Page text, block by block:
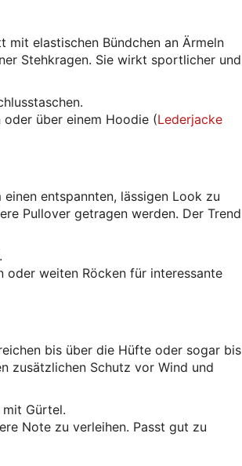
elastischen Bündchen an Ärmeln
Stehkragen. Sie wirkt sportlicher und
über einem Hoodie (Lederjacke
entspannten, lässigen Look zu
Pullover getragen werden. Der Trend
weiten Röcken für interessante
bis über die Hüfte oder sogar bis
zusätzlichen Schutz vor Wind und
Gürtel.
Note zu verleihen. Passt gut zu